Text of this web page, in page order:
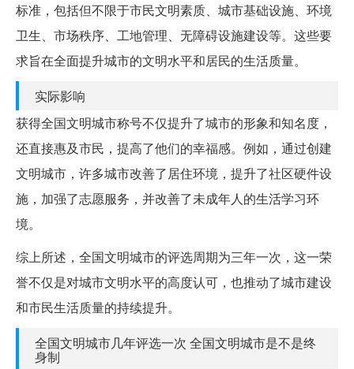
标准，包括但不限于市民文明素质、城市基础设施、环境
卫生、市场秩序、工地管理、无障碍设施建设等。这些要
求旨在全面提升城市的文明水平和居民的生活质量。
实际影响
获得全国文明城市称号不仅提升了城市的形象和知名度，
还直接惠及市民，提高了他们的幸福感。例如，通过创建
文明城市，许多城市改善了居住环境，提升了社区硬件设
施，加强了志愿服务，并改善了未成年人的生活学习环
境。
综上所述，全国文明城市的评选周期为三年一次，这一荣
誉不仅是对城市文明水平的高度认可，也推动了城市建设
和市民生活质量的持续提升。
全国文明城市几年评选一次 全国文明城市是不是终
身制